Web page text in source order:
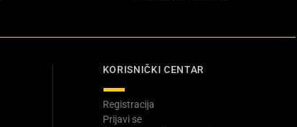
KORISNIČKI CENTAR
Registracija
Prijavi se